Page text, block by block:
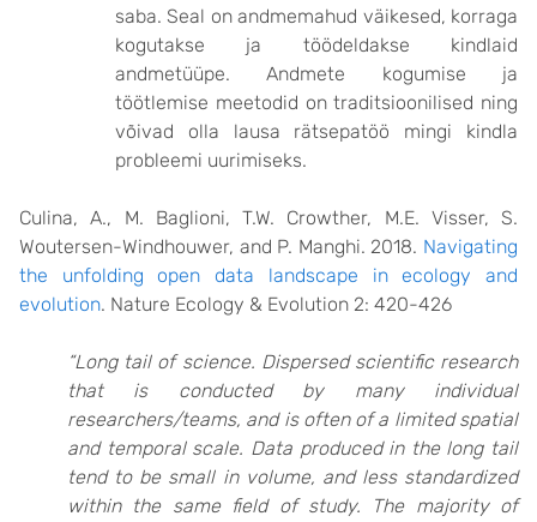
saba. Seal on andmemahud väikesed, korraga
kogutakse ja töödeldakse kindlaid
andmetüüpe. Andmete kogumise ja
töötlemise meetodid on traditsioonilised ning
võivad olla lausa rätsepatöö mingi kindla
probleemi uurimiseks.
Culina, A., M. Baglioni, T.W. Crowther, M.E. Visser, S.
Woutersen-Windhouwer, and P. Manghi. 2018. Navigating
the unfolding open data landscape in ecology and
evolution. Nature Ecology & Evolution 2: 420-426
“Long tail of science. Dispersed scientific research
that is conducted by many individual
researchers/teams, and is often of a limited spatial
and temporal scale. Data produced in the long tail
tend to be small in volume, and less standardized
within the same field of study. The majority of